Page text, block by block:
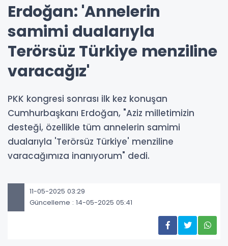
Erdoğan: 'Annelerin
samimi dualarıyla
Terörsüz Türkiye menziline
varacağız'
PKK kongresi sonrası ilk kez konuşan
Cumhurbaşkanı Erdoğan, "Aziz milletimizin
desteği, özellikle tüm annelerin samimi
dualarıyla 'Terörsüz Türkiye' menziline
varacağımıza inanıyorum" dedi.
11-05-2025 03:29
Güncelleme : 14-05-2025 05:41